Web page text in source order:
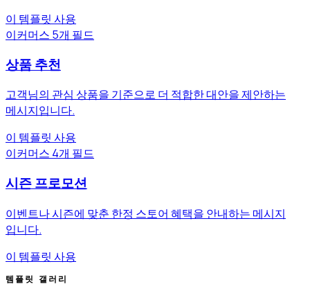
이 템플릿 사용
이커머스 5개 필드
상품 추천
고객님의 관심 상품을 기준으로 더 적합한 대안을 제안하는
메시지입니다.
이 템플릿 사용
이커머스 4개 필드
시즌 프로모션
이벤트나 시즌에 맞춘 한정 스토어 혜택을 안내하는 메시지
입니다.
이 템플릿 사용
템플릿 갤러리